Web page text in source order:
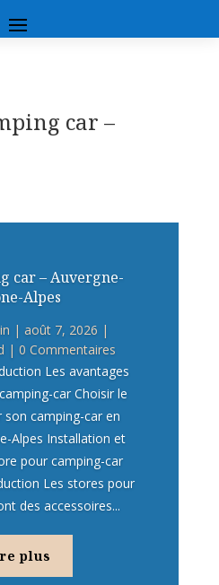
car –
car – Auvergne-
Alpes
| août 7, 2026 |
| 0 Commentaires
Les avantages
car Choisir le
camping-car en
Alpes Installation et
pour camping-car
Les stores pour
des accessoires...
plus